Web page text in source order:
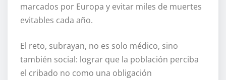
marcados por Europa y evitar miles de muertes
evitables cada año.
El reto, subrayan, no es solo médico, sino
también social: lograr que la población perciba
el cribado no como una obligación